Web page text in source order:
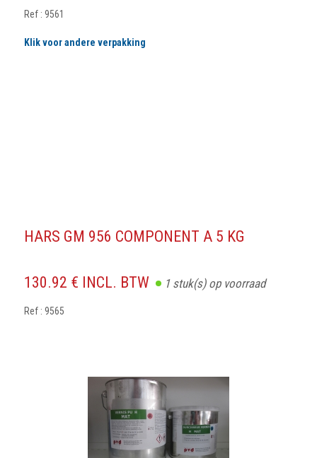
Ref : 9561
Klik voor andere verpakking
HARS GM 956 COMPONENT A 5 KG
130.92 € INCL. BTW 1stuk(s) op voorraad
Ref : 9565